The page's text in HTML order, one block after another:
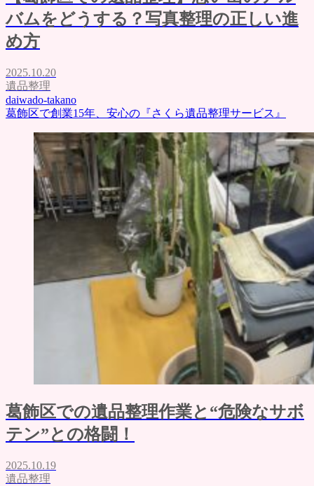
バムをどうする？写真整理の正しい進
め方
2025.10.20
遺品整理
daiwado-takano
葛飾区で創業15年、安心の『さくら遺品整理サービス』
葛飾区での遺品整理作業と“危険なサボ
テン”との格闘！
2025.10.19
遺品整理